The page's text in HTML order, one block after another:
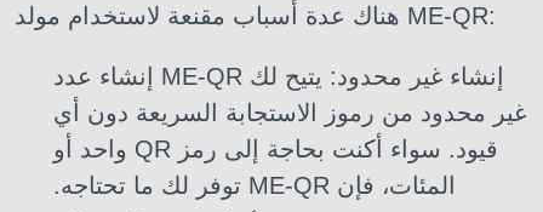
هناك عدة أسباب مقنعة لاستخدام مولد ME-QR:
إنشاء غير محدود: يتيح لك ME-QR إنشاء عدد
غير محدود من رموز الاستجابة السريعة دون أي
قيود. سواء أكنت بحاجة إلى رمز QR واحد أو
المئات، فإن ME-QR توفر لك ما تحتاجه.